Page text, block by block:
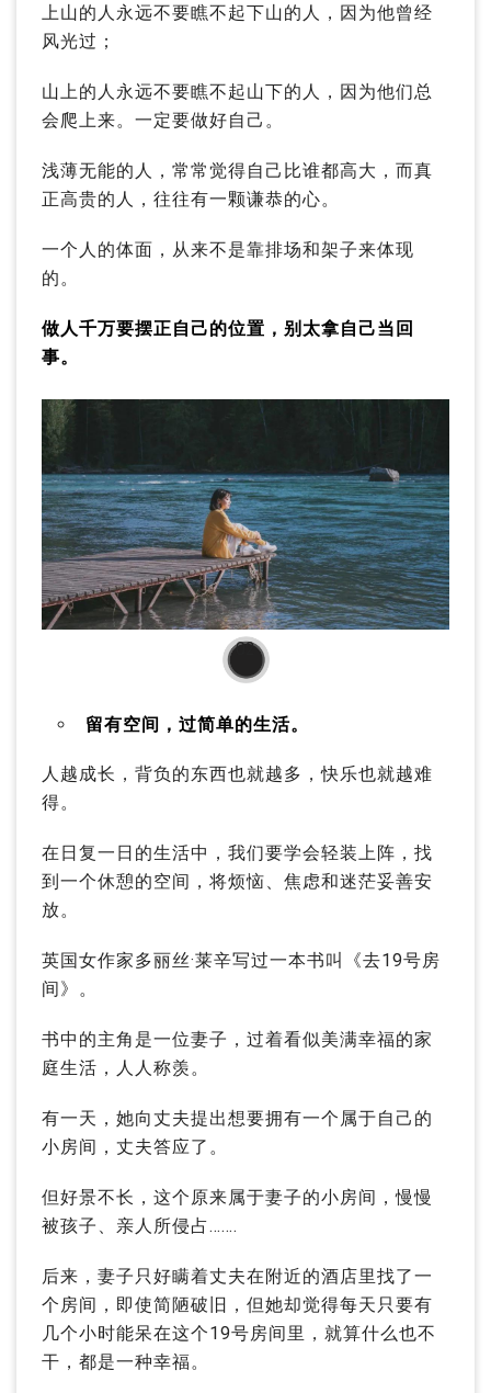
上山的人永远不要瞧不起下山的人，因为他曾经
风光过；
山上的人永远不要瞧不起山下的人，因为他们总
会爬上来。一定要做好自己。
浅薄无能的人，常常觉得自己比谁都高大，而真
正高贵的人，往往有一颗谦恭的心。
一个人的体面，从来不是靠排场和架子来体现
的。
做人千万要摆正自己的位置，别太拿自己当回
事。
02
留有空间，过简单的生活。
人越成长，背负的东西也就越多，快乐也就越难
得。
在日复一日的生活中，我们要学会轻装上阵，找
到一个休憩的空间，将烦恼、焦虑和迷茫妥善安
放。
英国女作家多丽丝·莱辛写过一本书叫《去19号房
间》。
书中的主角是一位妻子，过着看似美满幸福的家
庭生活，人人称羡。
有一天，她向丈夫提出想要拥有一个属于自己的
小房间，丈夫答应了。
但好景不长，这个原来属于妻子的小房间，慢慢
被孩子、亲人所侵占…….
后来，妻子只好瞒着丈夫在附近的酒店里找了一
个房间，即使简陋破旧，但她却觉得每天只要有
几个小时能呆在这个19号房间里，就算什么也不
干，都是一种幸福。